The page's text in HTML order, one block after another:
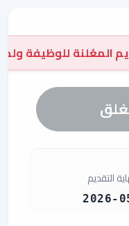
المعُلنة للوظيفة
التقديم
2026-